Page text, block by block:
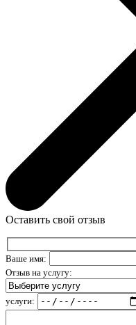
Оставить свой отзыв
Ваше имя:
Отзыв на услугу:
услуги: